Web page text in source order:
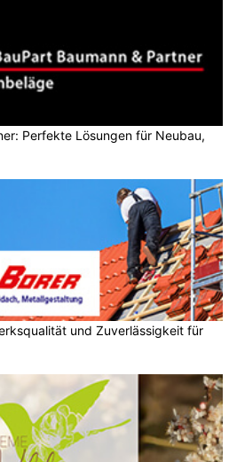
Perfekte Lösungen für Neubau,
und Zuverlässigkeit für